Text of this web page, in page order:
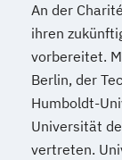
An der
ihren
vorbereitet.
Berlin, der
Humboldt-
Universität
vertreten.